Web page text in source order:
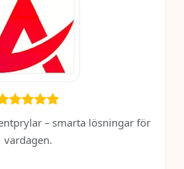
– smarta lösningar för
vardagen.